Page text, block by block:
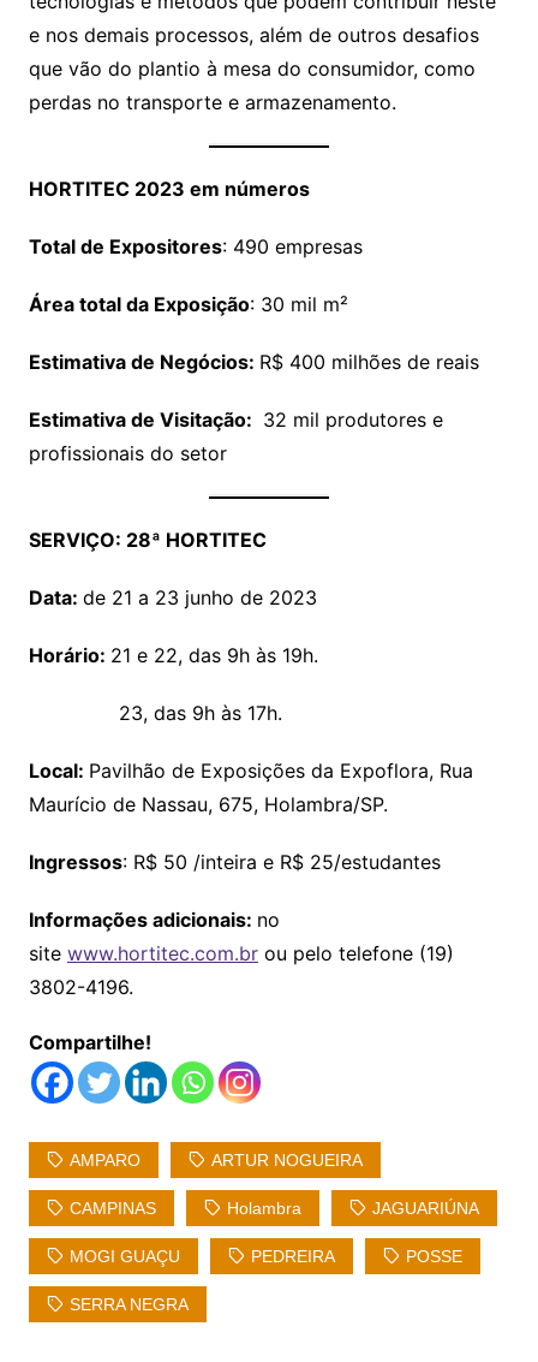
e nos demais processos, além de outros desafios
que vão do plantio à mesa do consumidor, como
perdas no transporte e armazenamento.
HORTITEC 2023 em números
Total de Expositores: 490 empresas
Área total da Exposição: 30 mil m²
Estimativa de Negócios: R$ 400 milhões de reais
Estimativa de Visitação: 32 mil produtores e
profissionais do setor
SERVIÇO: 28ª HORTITEC
Data: de 21 a 23 junho de 2023
Horário: 21 e 22, das 9h às 19h.
23, das 9h às 17h.
Local: Pavilhão de Exposições da Expoflora, Rua
Maurício de Nassau, 675, Holambra/SP.
Ingressos: R$ 50 /inteira e R$ 25/estudantes
Informações adicionais: no
site www.hortitec.com.brou pelo telefone (19)
3802-4196.
Compartilhe!
AMPARO ARTUR NOGUEIRA
CAMPINAS Holambra JAGUARIÚNA
MOGI GUAÇU PEDREIRA POSSE
SERRA NEGRA